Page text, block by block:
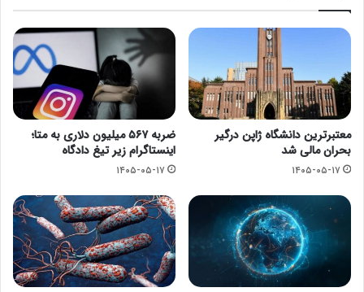
معتبرترین دانشگاه ژاپن درگیر
بحران مالی شد
۱۴۰۵-۰۵-۱۷
ضربه ۵۶۷ میلیون دلاری به متا؛
اینستاگرام زیر تیغ دادگاه
۱۴۰۵-۰۵-۱۷